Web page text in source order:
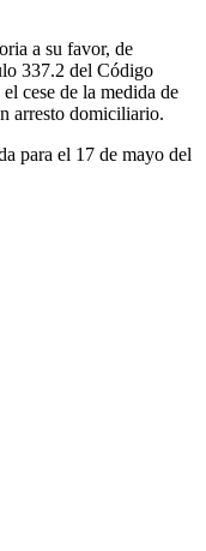
a su favor, de
337.2 del Código
cese de la medida de
arresto domiciliario.
para el 17 de mayo del